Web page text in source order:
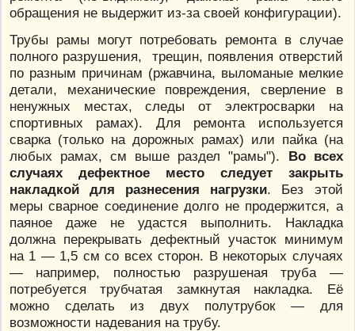
обращения не выдержит из-за своей конфигурации).
Трубы рамы могут потребовать ремонта в случае
полного разрушения, трещин, появления отверстий
по разным причинам (ржавчина, выломаные мелкие
детали, механические повреждения, сверление в
ненужных местах, следы от электросварки на
спортивных рамах). Для ремонта используется
сварка (только на дорожных рамах) или пайка (на
любых рамах, см выше раздел "рамы"). Во всех
случаях дефектное место следует закрыть
накладкой для разнесения нагрузки. Без этой
меры сварное соединение долго не продержится, а
паяное даже не удастся выполнить. Накладка
должна перекрывать дефектный участок минимум
на 1 — 1,5 см со всех сторон. В некоторых случаях
— например, полностью разрушеная труба —
потребуется трубчатая замкнутая накладка. Её
можно сделать из двух полутрубок — для
возможности надевания на трубу.